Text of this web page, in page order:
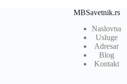
MBSavetnik.rs
Naslovna
Usluge
Adresar
Blog
Kontakt